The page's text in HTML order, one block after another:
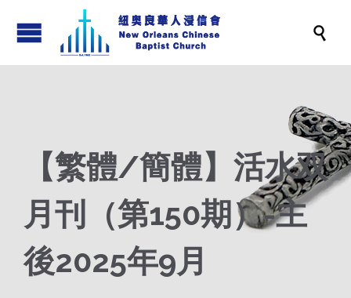

【繁體/簡體】活水双
月刊（第150期）-主
後2025年9月